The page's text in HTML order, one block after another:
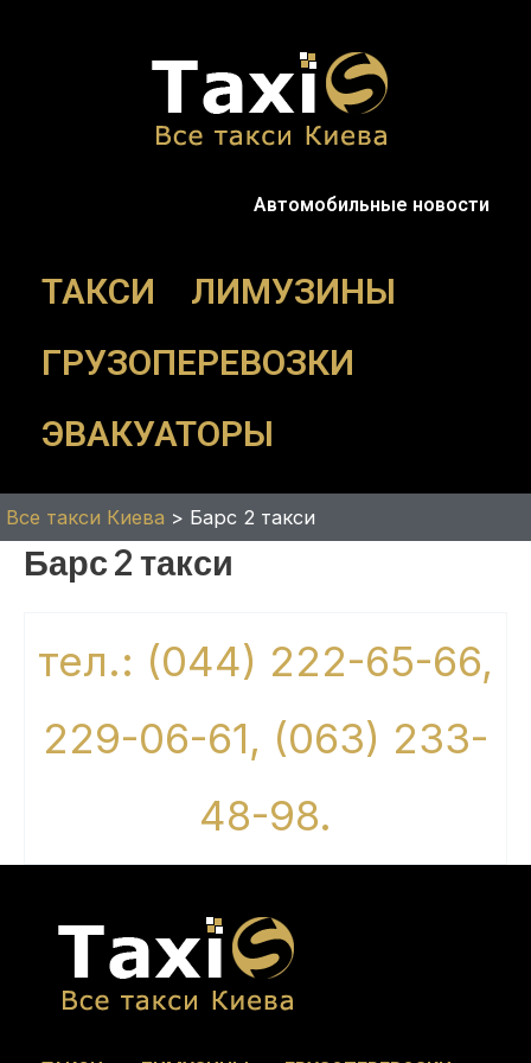
Автомобильные новости
ТАКСИ
ЛИМУЗИНЫ
ГРУЗОПЕРЕВОЗКИ
ЭВАКУАТОРЫ
Все такси Киева > Барс 2 такси
Барс 2 такси
тел.: (044) 222-65-66,
229-06-61, (063) 233-
48-98.